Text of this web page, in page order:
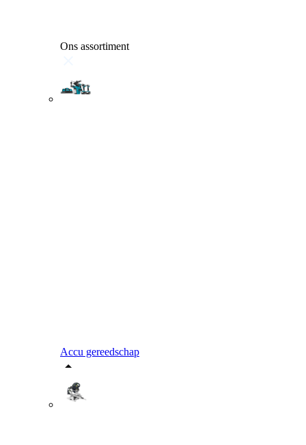
Ons assortiment
Accu gereedschap